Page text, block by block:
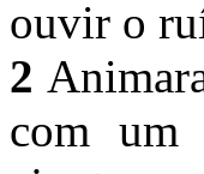
ouvir o
2
com um